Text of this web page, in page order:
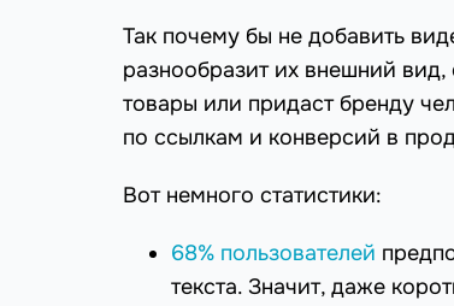
Так почему бы не добавить
разнообразит их внешний
товары или придаст бренду
по ссылкам и конверсий в
Вот немного статистики:
68% пользователей
текста. Значит, даже